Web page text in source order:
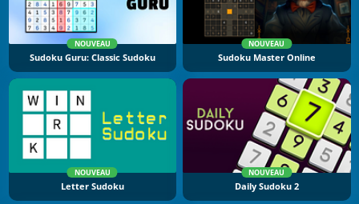
NOUVEAU
Sudoku Guru: Classic Sudoku
NOUVEAU
Sudoku Master Online
NOUVEAU
Letter Sudoku
NOUVEAU
Daily Sudoku 2